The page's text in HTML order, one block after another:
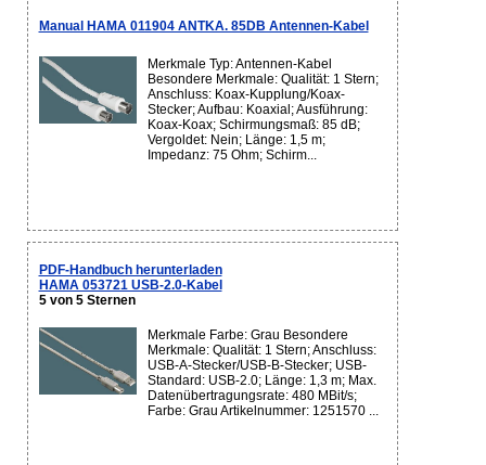
Manual HAMA 011904 ANTKA. 85DB Antennen-Kabel
Merkmale Typ: Antennen-Kabel
Besondere Merkmale: Qualität: 1 Stern;
Anschluss: Koax-Kupplung/Koax-
Stecker; Aufbau: Koaxial; Ausführung:
Koax-Koax; Schirmungsmaß: 85 dB;
Vergoldet: Nein; Länge: 1,5 m;
Impedanz: 75 Ohm; Schirm...
PDF-Handbuch herunterladen
HAMA 053721 USB-2.0-Kabel
5 von 5 Sternen
Merkmale Farbe: Grau Besondere
Merkmale: Qualität: 1 Stern; Anschluss:
USB-A-Stecker/USB-B-Stecker; USB-
Standard: USB-2.0; Länge: 1,3 m; Max.
Datenübertragungsrate: 480 MBit/s;
Farbe: Grau Artikelnummer: 1251570 ...